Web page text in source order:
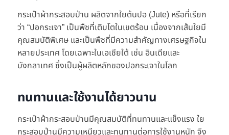
กระเป๋าผ้ากระสอบป่าน ผลิตจากใยต้นปอ (Jute) หรือที่เรียก
ว่า “ปอกระเจา” เป็นพืชที่เติบโตในเขตร้อน เนื่องจากเส้นใยมี
คุณสมบัติพิเศษ และเป็นพืชที่มีความสำคัญทางเศรษฐกิจใน
หลายประเทศ โดยเฉพาะในเอเชียใต้ เช่น อินเดียและ
บังกลาเทศ ซึ่งเป็นผู้ผลิตหลักของปอกระเจาในโลก
ทนทานและใช้งานได้ยาวนาน
กระเป๋าผ้ากระสอบป่านมีคุณสมบัติที่ทนทานและแข็งแรง ใย
กระสอบป่านมีความเหนียวและทนทานต่อการใช้งานหนัก จึง